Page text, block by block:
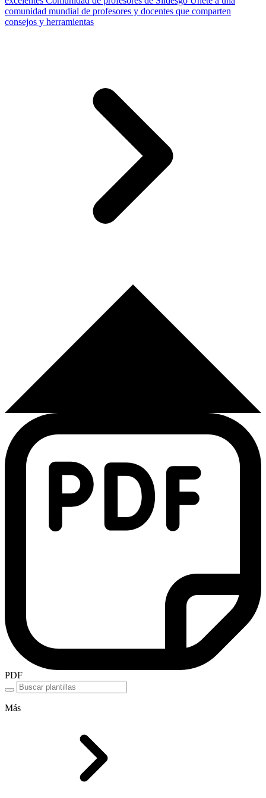
comunidad mundial de profesores y docentes que comparten
consejos y herramientas
PDF
Más